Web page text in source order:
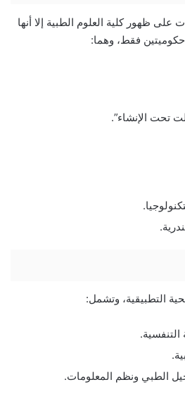
من مرور 7 سنوات على ظهور كلية العلوم الطبية إلا أنها
فقط، وهما:
تحت الإنشاء”.
التطبيقية، وتشمل:
التنفسية.
الطبي ونظم المعلومات.